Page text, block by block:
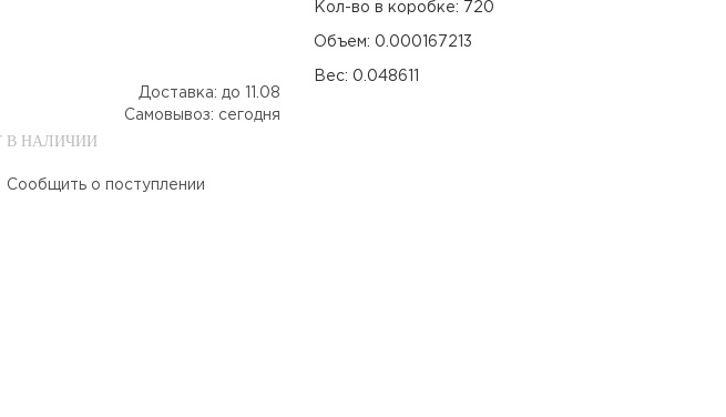
Доставка: до 11.08
Самовывоз: сегодня
В НАЛИЧИИ
Сообщить о поступлении
Кол-во в коробке: 720
Объем: 0.000167213
Вес: 0.048611